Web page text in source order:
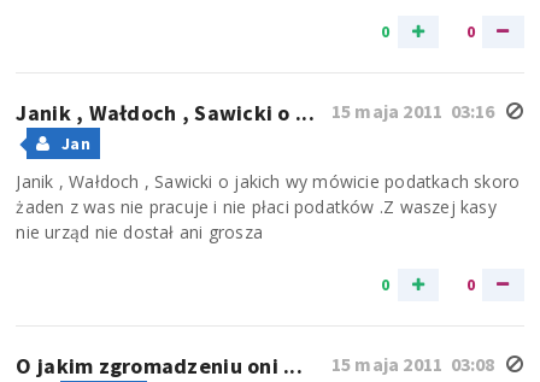
0 0
15 maja 2011 03:16
Janik , Wałdoch , Sawicki o ...
Jan
Janik , Wałdoch , Sawicki o jakich wy mówicie podatkach skoro
żaden z was nie pracuje i nie płaci podatków .Z waszej kasy
nie urząd nie dostał ani grosza
0 0
15 maja 2011 03:08
O jakim zgromadzeniu oni ...